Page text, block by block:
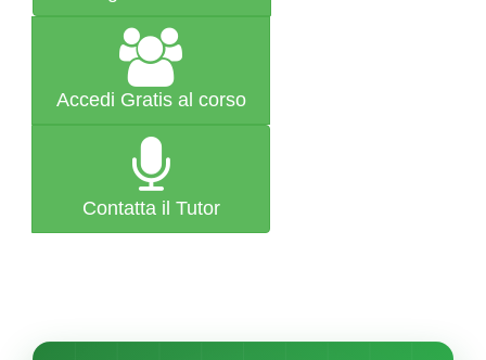
Accedi Gratis al corso
Contatta il Tutor